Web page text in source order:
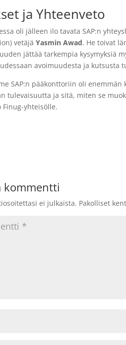
ja Yhteenveto
oli jälleen ilo tavata SAP:n
vetäjäYasmin Awad. He toivat
jättää tarkempia kysymyksiä
avoimuudesta ja kutsusta
SAP:n pääkonttoriin oli
tulevaisuutta ja sitä, miten se
Finug-yhteisölle.
kommentti
ei julkaista. Pakolliset